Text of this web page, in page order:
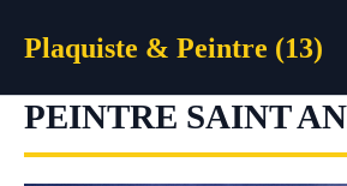
Plaquiste & Peintre (13)
PEINTRE SAINT